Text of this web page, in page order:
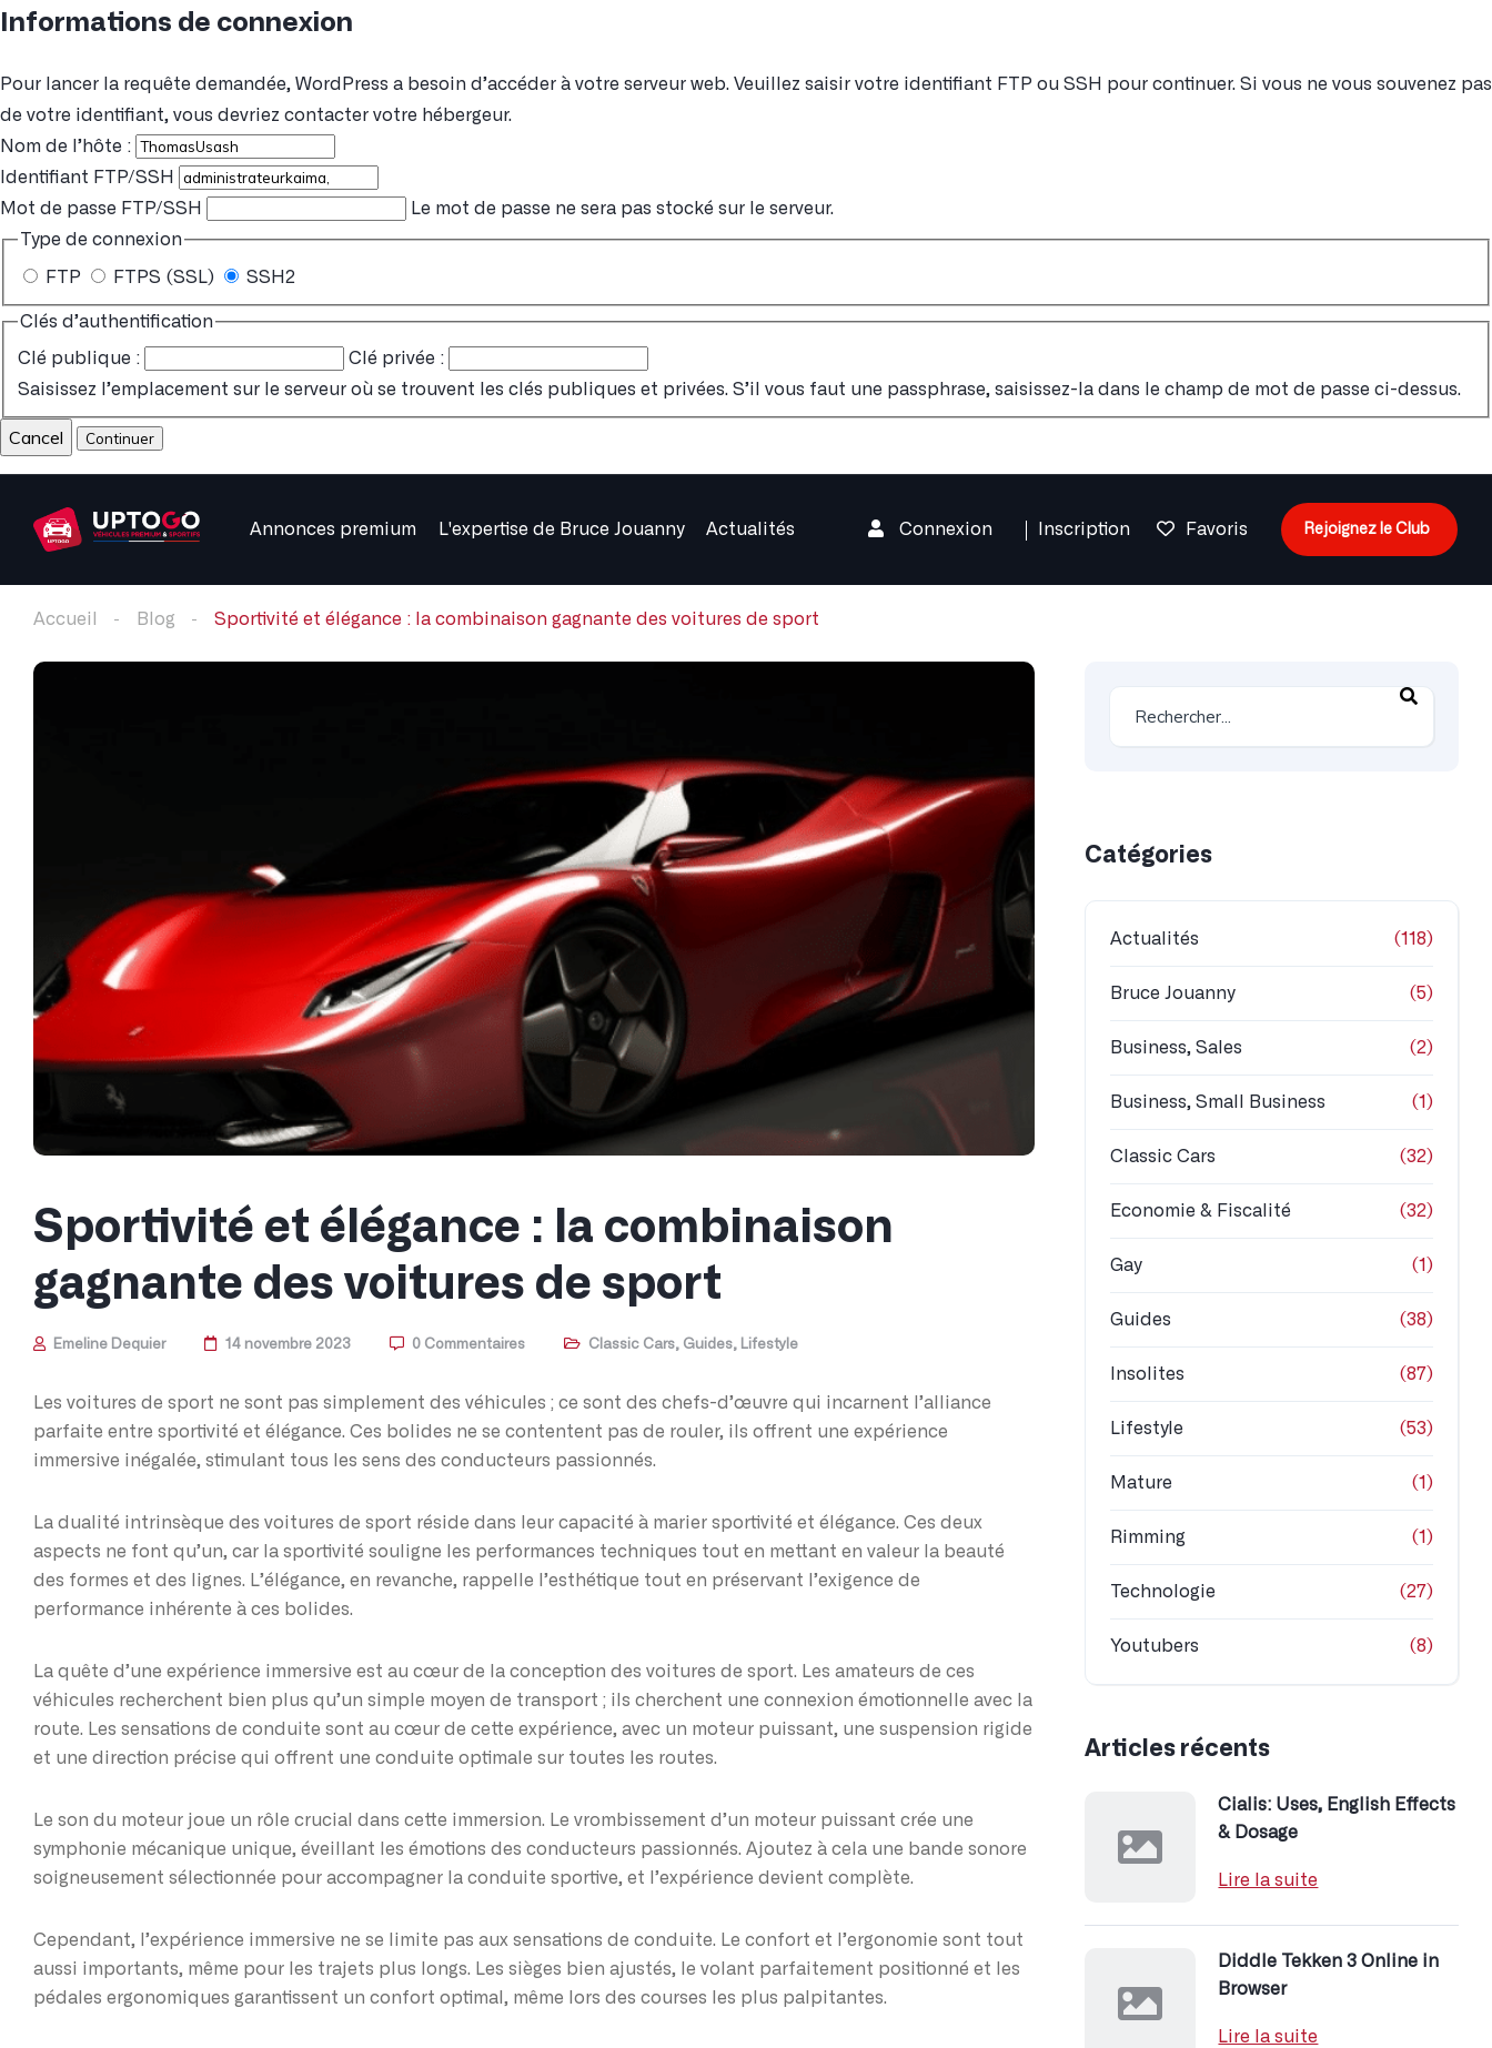
Informations de connexion
Pour lancer la requête demandée, WordPress a besoin d’accéder à votre serveur web. Veuillez saisir votre identifiant FTP ou SSH pour continuer. Si vous ne vous souvenez pas
de votre identifiant, vous devriez contacter votre hébergeur.
Nom de l’hôte :
Identifiant FTP/SSH
Mot de passe FTP/SSH
Le mot de passe ne sera pas stocké sur le serveur.
Type de connexion
FTP FTPS (SSL) SSH2
Clés d’authentification
Clé publique :
Clé privée :
Saisissez l’emplacement sur le serveur où se trouvent les clés publiques et privées. S’il vous faut une passphrase, saisissez-la dans le champ de mot de passe ci-dessus.
Cancel
Annonces premium L'expertise de Bruce Jouanny Actualités Connexion Inscription Favoris Rejoignez le Club
Accueil Blog Sportivité et élégance : la combinaison gagnante des voitures de sport
Sportivité et élégance : la combinaison
gagnante des voitures de sport
Emeline Dequier 14 novembre 2023 0 Commentaires Classic Cars, Guides, Lifestyle
Les voitures de sport ne sont pas simplement des véhicules ; ce sont des chefs-d’œuvre qui incarnent l’alliance
parfaite entre sportivité et élégance. Ces bolides ne se contentent pas de rouler, ils offrent une expérience
immersive inégalée, stimulant tous les sens des conducteurs passionnés.
La dualité intrinsèque des voitures de sport réside dans leur capacité à marier sportivité et élégance. Ces deux
aspects ne font qu’un, car la sportivité souligne les performances techniques tout en mettant en valeur la beauté
des formes et des lignes. L’élégance, en revanche, rappelle l’esthétique tout en préservant l’exigence de
performance inhérente à ces bolides.
La quête d’une expérience immersive est au cœur de la conception des voitures de sport. Les amateurs de ces
véhicules recherchent bien plus qu’un simple moyen de transport ; ils cherchent une connexion émotionnelle avec la
route. Les sensations de conduite sont au cœur de cette expérience, avec un moteur puissant, une suspension rigide
et une direction précise qui offrent une conduite optimale sur toutes les routes.
Le son du moteur joue un rôle crucial dans cette immersion. Le vrombissement d’un moteur puissant crée une
symphonie mécanique unique, éveillant les émotions des conducteurs passionnés. Ajoutez à cela une bande sonore
soigneusement sélectionnée pour accompagner la conduite sportive, et l’expérience devient complète.
Cependant, l’expérience immersive ne se limite pas aux sensations de conduite. Le confort et l’ergonomie sont tout
aussi importants, même pour les trajets plus longs. Les sièges bien ajustés, le volant parfaitement positionné et les
pédales ergonomiques garantissent un confort optimal, même lors des courses les plus palpitantes.
Catégories
Actualités (118)
Bruce Jouanny (5)
Business, Sales (2)
Business, Small Business (1)
Classic Cars (32)
Economie & Fiscalité (32)
Gay (1)
Guides (38)
Insolites (87)
Lifestyle (53)
Mature (1)
Rimming (1)
Technologie (27)
Youtubers (8)
Articles récents
Cialis: Uses, English Effects
& Dosage
Lire la suite
Diddle Tekken 3 Online in
Browser
Lire la suite